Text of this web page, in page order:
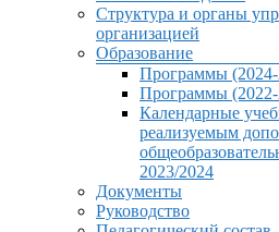
Структура и органы
организацией
Образование
Программы
Программы
Календарные
реализуемым
2023/2024
Документы
Руководство